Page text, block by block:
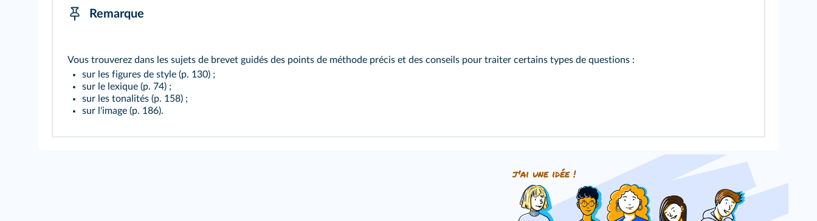
Remarque
Vous trouverez dans les sujets de brevet guidés des points de méthode précis et des conseils pour traiter certains types de questions :
sur les figures de style (p. 130) ;
sur le lexique (p. 74) ;
sur les tonalités (p. 158) ;
sur l'image (p. 186).
j'ai une idée !